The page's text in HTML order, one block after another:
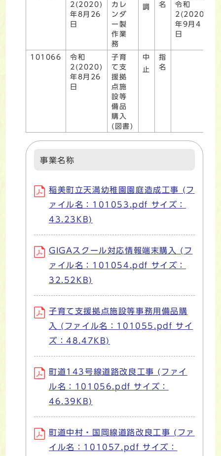
2(2020)
年8月26
日
カレ
ンダ
ー製
作業
務
調
名
令和
2(2020)
年9月4
日
101066
令和
2(2020)
年8月26
日
子育
て支
援拠
点施
設等
備品
購入
(図書)
中
止
指
名
事業名称
稲美町立天満幼稚園園庭造成工事 (フ
ァイル名：101053.pdf サイズ：
43.23KB)
GIGAスクール対応情報端末購入 (フ
ァイル名：101054.pdf サイズ：
32.52KB)
子育て支援拠点施設等事務用備品購
入 (ファイル名：101055.pdf サイ
ズ：48.47KB)
町道143号線道路改良工事 (ファイ
ル名：101056.pdf サイズ：
46.39KB)
町道中村・国岡線道路改良工事 (ファ
イル名：101057.pdf サイズ：